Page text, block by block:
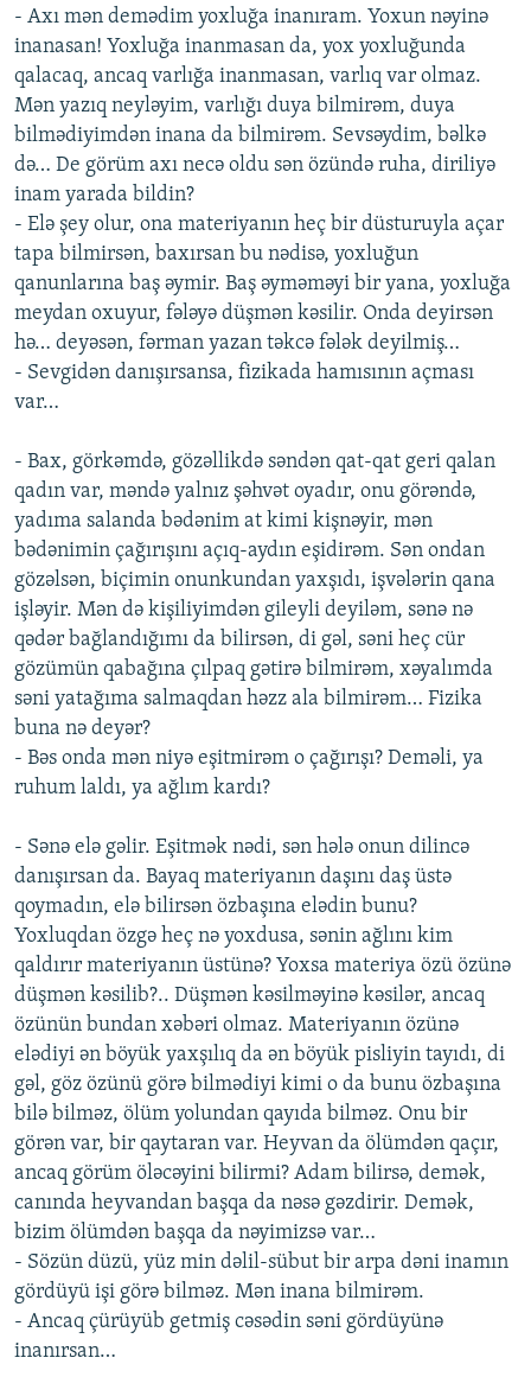
- Axı mən demədim yoxluğa inanıram. Yoxun nəyinə
inanasan! Yoxluğa inanmasan da, yox yoxluğunda
qalacaq, ancaq varlığa inanmasan, varlıq var olmaz.
Mən yazıq neyləyim, varlığı duya bilmirəm, duya
bilmədiyimdən inana da bilmirəm. Sevsəydim, bəlkə
də… De görüm axı necə oldu sən özündə ruha, diriliyə
inam yarada bildin?
- Elə şey olur, ona materiyanın heç bir düsturuyla açar
tapa bilmirsən, baxırsan bu nədisə, yoxluğun
qanunlarına baş əymir. Baş əyməməyi bir yana, yoxluğa
meydan oxuyur, fələyə düşmən kəsilir. Onda deyirsən
hə… deyəsən, fərman yazan təkcə fələk deyilmiş…
- Sevgidən danışırsansa, fizikada hamısının açması
var…
- Bax, görkəmdə, gözəllikdə səndən qat-qat geri qalan
qadın var, məndə yalnız şəhvət oyadır, onu görəndə,
yadıma salanda bədənim at kimi kişnəyir, mən
bədənimin çağırışını açıq-aydın eşidirəm. Sən ondan
gözəlsən, biçimin onunkundan yaxşıdı, işvələrin qana
işləyir. Mən də kişiliyimdən gileyli deyiləm, sənə nə
qədər bağlandığımı da bilirsən, di gəl, səni heç cür
gözümün qabağına çılpaq gətirə bilmirəm, xəyalımda
səni yatağıma salmaqdan həzz ala bilmirəm… Fizika
buna nə deyər?
- Bəs onda mən niyə eşitmirəm o çağırışı? Deməli, ya
ruhum laldı, ya ağlım kardı?
- Sənə elə gəlir. Eşitmək nədi, sən hələ onun dilincə
danışırsan da. Bayaq materiyanın daşını daş üstə
qoymadın, elə bilirsən özbaşına elədin bunu?
Yoxluqdan özgə heç nə yoxdusa, sənin ağlını kim
qaldırır materiyanın üstünə? Yoxsa materiya özü özünə
düşmən kəsilib?.. Düşmən kəsilməyinə kəsilər, ancaq
özünün bundan xəbəri olmaz. Materiyanın özünə
elədiyi ən böyük yaxşılıq da ən böyük pisliyin tayıdı, di
gəl, göz özünü görə bilmədiyi kimi o da bunu özbaşına
bilə bilməz, ölüm yolundan qayıda bilməz. Onu bir
görən var, bir qaytaran var. Heyvan da ölümdən qaçır,
ancaq görüm öləcəyini bilirmi? Adam bilirsə, demək,
canında heyvandan başqa da nəsə gəzdirir. Demək,
bizim ölümdən başqa da nəyimizsə var…
- Sözün düzü, yüz min dəlil-sübut bir arpa dəni inamın
gördüyü işi görə bilməz. Mən inana bilmirəm.
- Ancaq çürüyüb getmiş cəsədin səni gördüyünə
inanırsan…